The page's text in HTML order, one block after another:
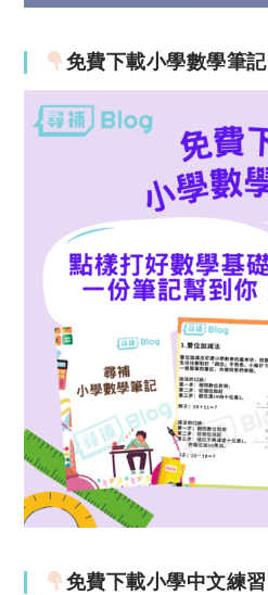
免費下載小學數學筆記
免費下載小學中文練習